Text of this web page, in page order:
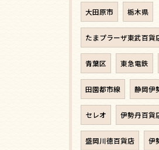
大田原市 栃木県
たまプラーザ東武百貨
青葉区 東急電鉄
田園都市線 静岡伊
セレオ 伊勢丹百貨
盛岡川徳百貨店 伊